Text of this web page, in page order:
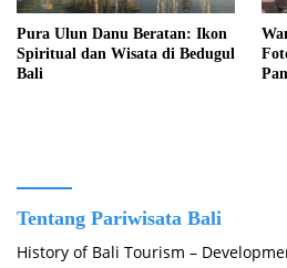
Pura Ulun Danu Beratan: Ikon
Spiritual dan Wisata di Bedugul
Bali
Tentang Pariwisata Bali
History of Bali Tourism –